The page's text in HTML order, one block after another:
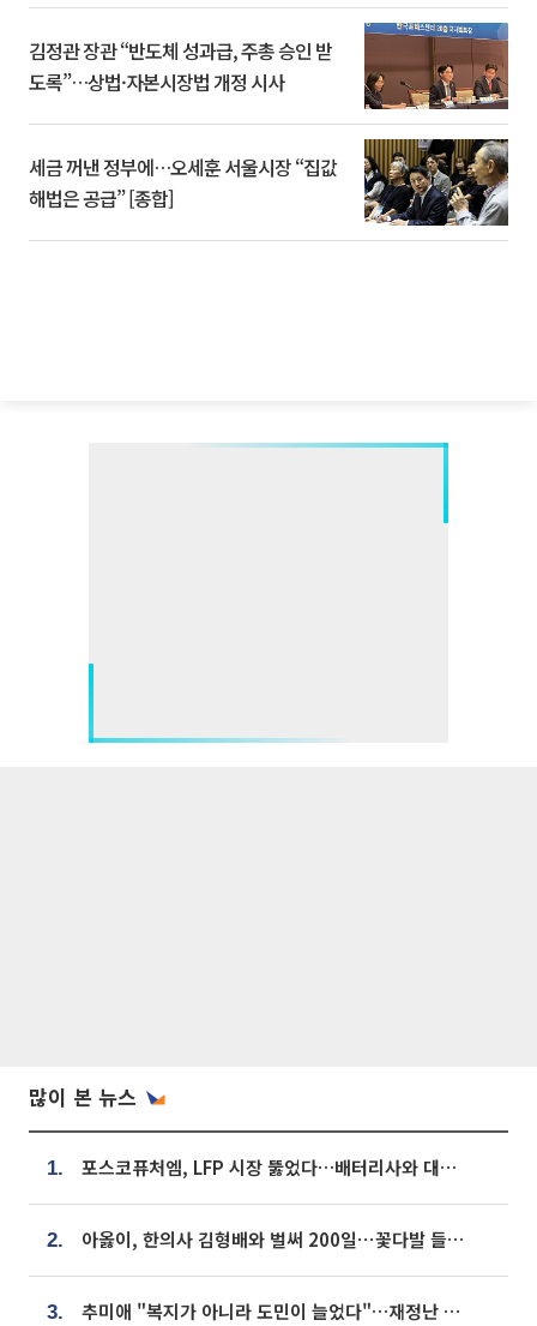
김정관 장관 “반도체 성과급, 주총 승인 받
도록”…상법·자본시장법 개정 시사
세금 꺼낸 정부에…오세훈 서울시장 “집값
해법은 공급” [종합]
많이 본 뉴스
1. 포스코퓨처엠, LFP 시장 뚫었다…배터리사와 대규모 장기 공급 합의
2. 아옳이, 한의사 김형배와 벌써 200일⋯꽃다발 들고 "프러포즈 아냐"
3. 추미애 "복지가 아니라 도민이 늘었다"…재정난 책임론 정면돌파